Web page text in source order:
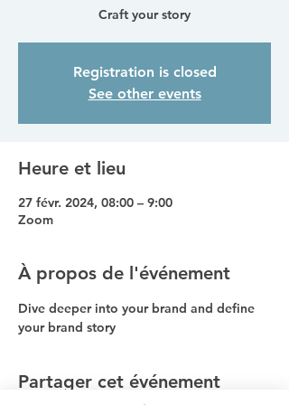
Craft your story
Registration is closed
See other events
Heure et lieu
27 févr. 2024, 08:00 – 9:00
Zoom
À propos de l'événement
Dive deeper into your brand and define
your brand story
Partager cet événement